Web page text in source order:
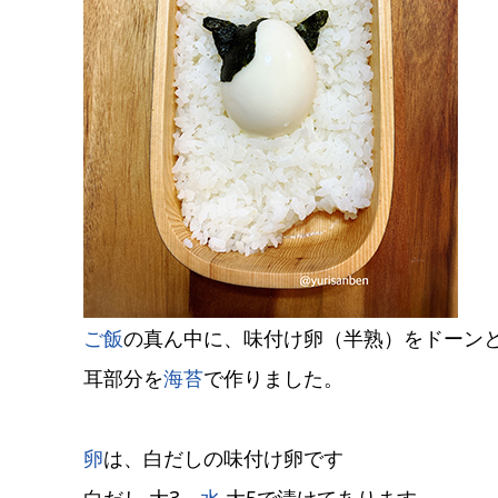
ご飯の真ん中に、味付け卵（半熟）をドーン
耳部分を海苔で作りました。
卵は、白だしの味付け卵です